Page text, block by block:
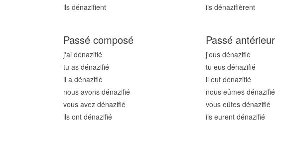
ils dénazifient
ils dénazifièrent
Passé composé
j'ai dénazifié
tu as dénazifié
il a dénazifié
nous avons dénazifié
vous avez dénazifié
ils ont dénazifié
Passé antérieur
j'eus dénazifié
tu eus dénazifié
il eut dénazifié
nous eûmes dénazifié
vous eûtes dénazifié
ils eurent dénazifié